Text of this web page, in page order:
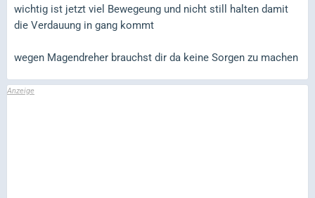
wichtig ist jetzt viel Bewegeung und nicht still halten damit
die Verdauung in gang kommt
wegen Magendreher brauchst dir da keine Sorgen zu machen